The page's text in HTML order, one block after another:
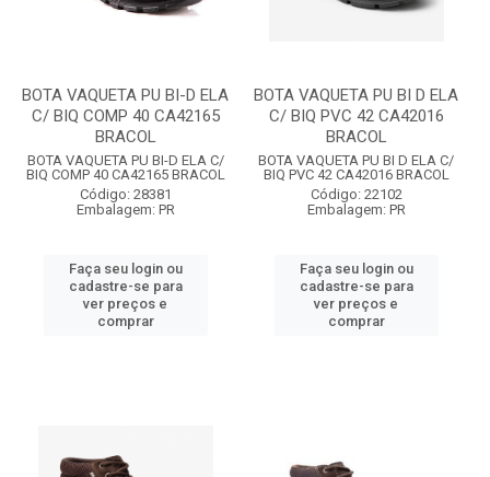
BOTA VAQUETA PU BI-D ELA
C/ BIQ COMP 40 CA42165
BRACOL
BOTA VAQUETA PU BI-D ELA C/
BIQ COMP 40 CA42165 BRACOL
Código: 28381
Embalagem: PR
Faça seu login ou
cadastre-se para
ver preços e
comprar
BOTA VAQUETA PU BI D ELA
C/ BIQ PVC 42 CA42016
BRACOL
BOTA VAQUETA PU BI D ELA C/
BIQ PVC 42 CA42016 BRACOL
Código: 22102
Embalagem: PR
Faça seu login ou
cadastre-se para
ver preços e
comprar